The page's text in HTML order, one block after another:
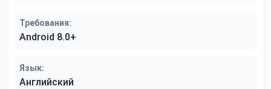
Требования:
Android 8.0+
Язык:
Английский